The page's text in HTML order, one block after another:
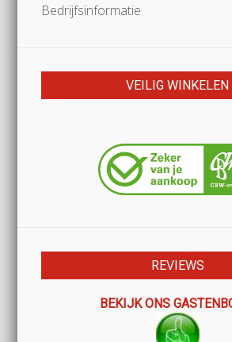
Bedrijfsinformatie
VEILIG WINKELEN
REVIEWS
BEKIJK ONS